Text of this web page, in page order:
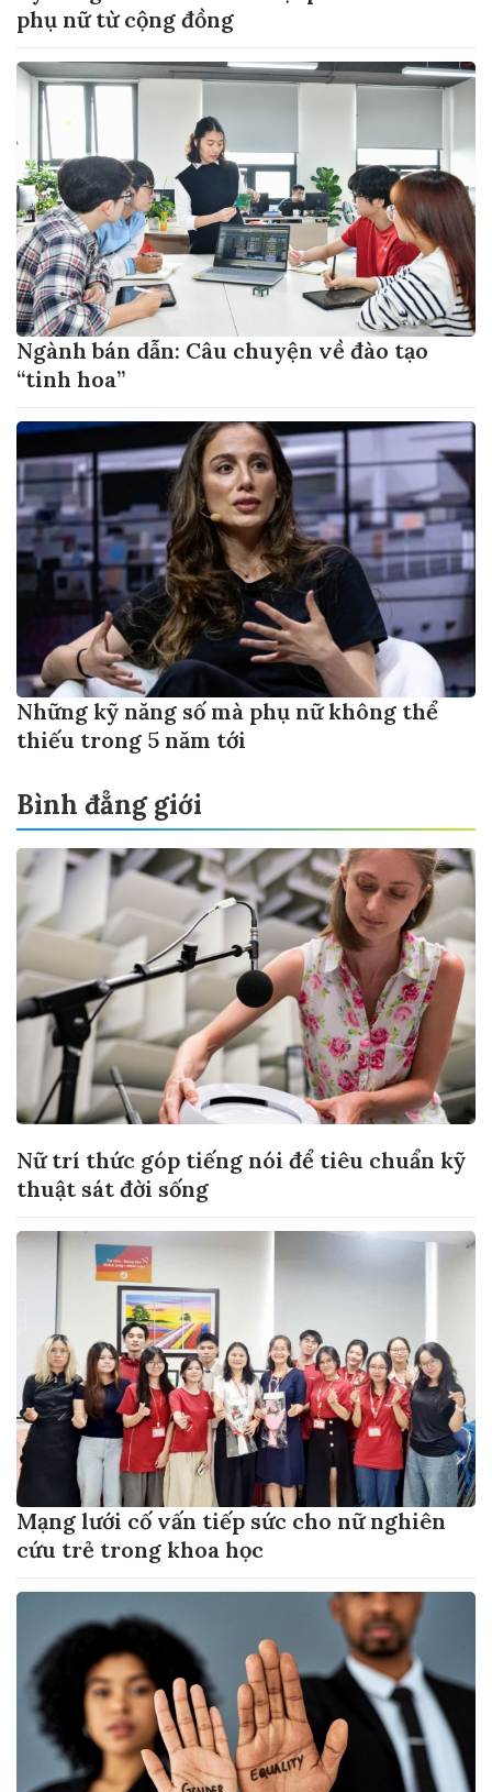
phụ nữ từ cộng đồng
Ngành bán dẫn: Câu chuyện về đào tạo
“tinh hoa”
Những kỹ năng số mà phụ nữ không thể
thiếu trong 5 năm tới
Bình đẳng giới
Nữ trí thức góp tiếng nói để tiêu chuẩn kỹ
thuật sát đời sống
Mạng lưới cố vấn tiếp sức cho nữ nghiên
cứu trẻ trong khoa học